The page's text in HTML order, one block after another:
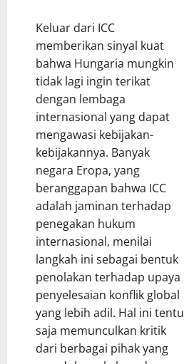
Keluar dari ICC
memberikan sinyal kuat
bahwa Hungaria mungkin
tidak lagi ingin terikat
dengan lembaga
internasional yang dapat
mengawasi kebijakan-
kebijakannya. Banyak
negara Eropa, yang
beranggapan bahwa ICC
adalah jaminan terhadap
penegakan hukum
internasional, menilai
langkah ini sebagai bentuk
penolakan terhadap upaya
penyelesaian konflik global
yang lebih adil. Hal ini tentu
saja memunculkan kritik
dari berbagai pihak yang